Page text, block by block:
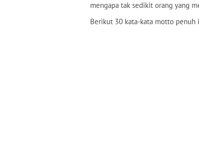
mengapa tak sedikit orang yang
Berikut 30 kata-kata motto penuh